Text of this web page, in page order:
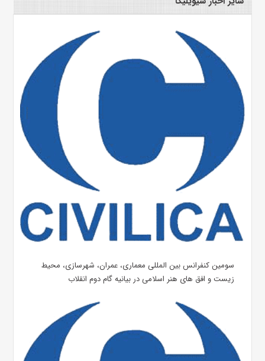
سومین کنفرانس بین المللی معماری، عمران، شهرسازی، محیط
زیست و افق های هنر اسلامی در بیانیه گام دوم انقلاب